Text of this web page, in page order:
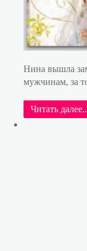
Нина вышла
мужчинам, за
Читать